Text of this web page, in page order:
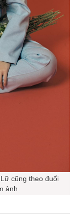
cũng theo đuổi
ảnh